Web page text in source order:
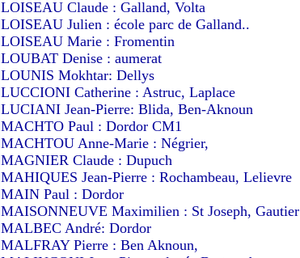
LOISEAU Claude : Galland, Volta
LOISEAU Julien : école parc de Galland..
LOISEAU Marie : Fromentin
LOUBAT Denise : aumerat
LOUNIS Mokhtar: Dellys
LUCCIONI Catherine : Astruc, Laplace
LUCIANI Jean-Pierre: Blida, Ben-Aknoun
MACHTO Paul : Dordor CM1
MACHTOU Anne-Marie : Négrier,
MAGNIER Claude : Dupuch
MAHIQUES Jean-Pierre : Rochambeau, Lelievre
MAIN Paul : Dordor
MAISONNEUVE Maximilien : St Joseph, Gautier
MALBEC André: Dordor
MALFRAY Pierre : Ben Aknoun,